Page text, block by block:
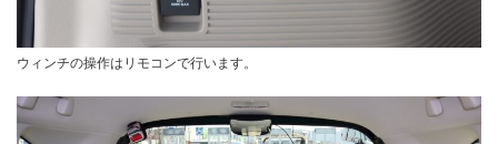
ウィンチの操作はリモコンで行います。